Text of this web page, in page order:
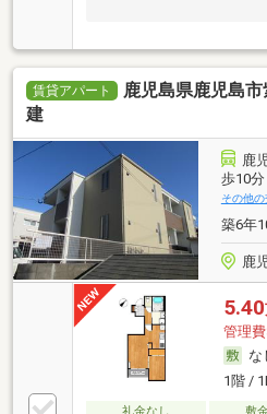
賃貸アパート
鹿児島県鹿児島
建
鹿
歩10分
その他の
築6年
鹿
5.40
管理
な
1階 /